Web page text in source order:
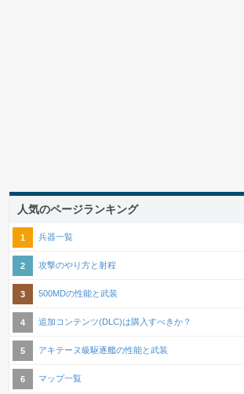
人気のページランキング
兵器一覧
攻撃のやり方と射程
500MDの性能と武装
追加コンテンツ(DLC)は購入すべきか？
アキテーヌ級駆逐艦の性能と武装
マップ一覧